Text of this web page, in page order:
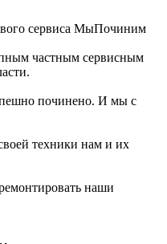
сервиса МыПочиним
частным сервисным
починено. И мы с
техники нам и их
наши